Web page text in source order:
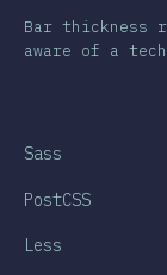
Bar thickness
aware of a
Sass
PostCSS
Less